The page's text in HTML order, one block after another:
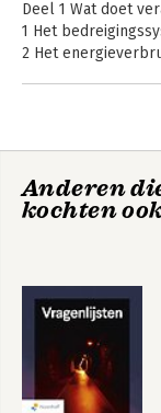
veranderen
Bekijk alle boeken
Deel 1 Wat doet
1 Het
2 Het
6 Vertrouwen:
7 Motivatie: het
Verantwoording
Aanbevolen boeken
Anderen
kochten